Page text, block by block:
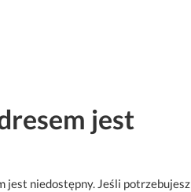
jest
jest niedostępny. Jeśli potrzebujesz